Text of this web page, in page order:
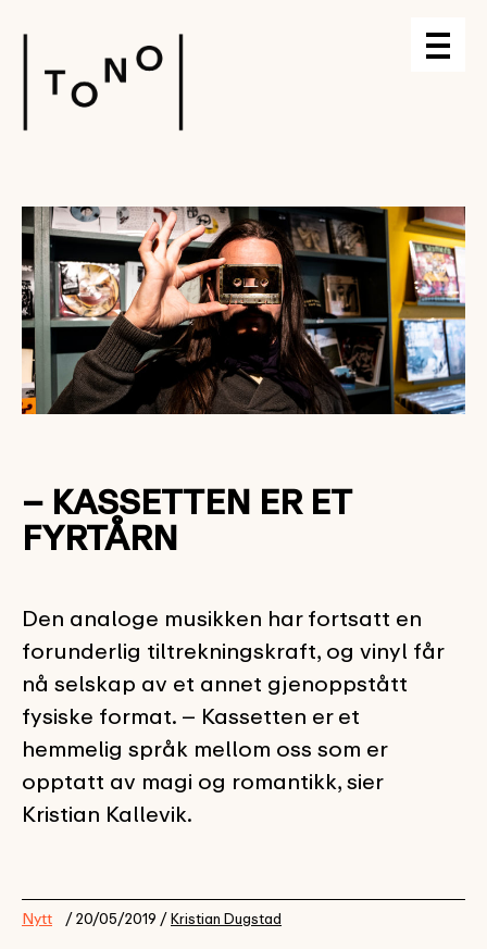
– KASSETTEN ER ET
FYRTÅRN
Den analoge musikken har fortsatt en
forunderlig tiltrekningskraft, og vinyl får
nå selskap av et annet gjenoppstått
fysiske format. – Kassetten er et
hemmelig språk mellom oss som er
opptatt av magi og romantikk, sier
Kristian Kallevik.
Nytt / 20/05/2019 /Kristian Dugstad